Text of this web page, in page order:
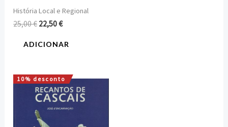
História Local e Regional
25,00€ 22,50€
ADICIONAR
10% desconto
O
preço
original
era:
18,00 €.
O
preço
atual
é:
16,20 €.